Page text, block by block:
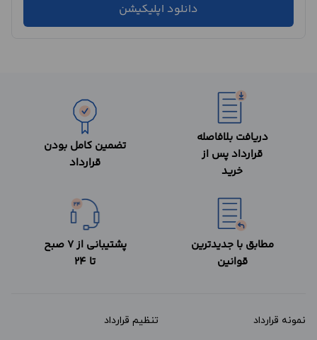
دانلود اپلیکیشن
دریافت بلافاصله
قرارداد پس از
خرید
تضمین کامل بودن
قرارداد
مطابق با جدیدترین
قوانین
پشتیبانی از 7 صبح
تا 24
نمونه قرارداد‌ تنظیم قرارداد